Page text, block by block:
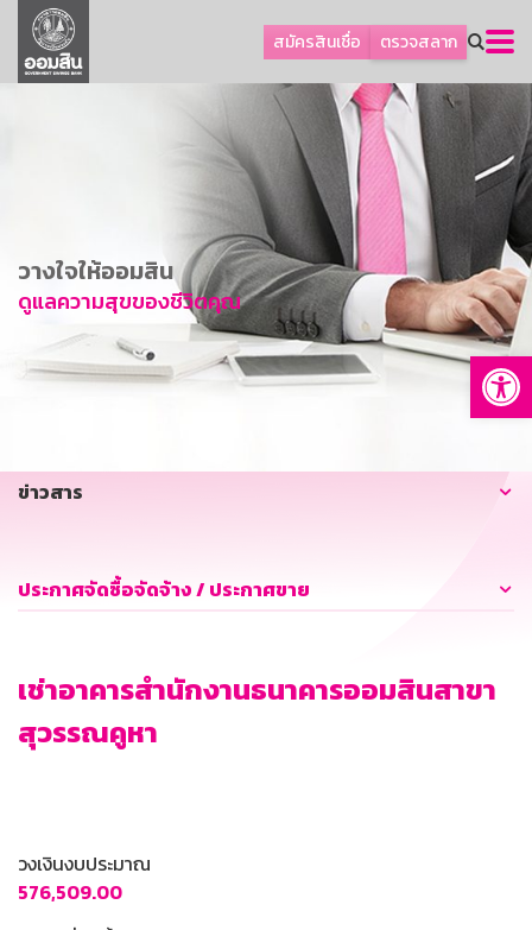
สมัครสินเชื่อ ตรวจสลาก
ลูกค้าธุรกิจ
ลูกค้าผู้ประกอบรายย่อย
การพัฒนาที่ยั่งยืน
ข่าวสาร
บริการทางการเงิน
อื่นๆ
วางใจให้ออมสิน
ดูแลความสุขของชีวิตคุณ
ข่าวสาร
ประกาศจัดซื้อจัดจ้าง / ประกาศขาย
เช่าอาคารสำนักงานธนาคารออมสินสาขา
สุวรรณคูหา
วงเงินงบประมาณ
576,509.00